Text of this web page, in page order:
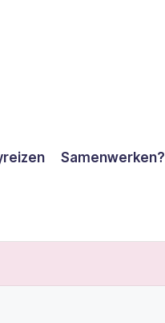
Samenwerken?